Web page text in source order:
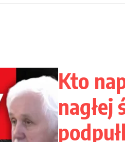
Kto
nagłej